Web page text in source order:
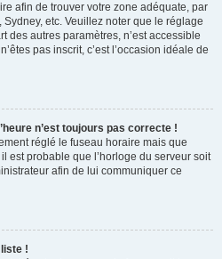
afin de trouver votre zone adéquate, par
etc. Veuillez noter que le réglage
des autres paramètres, n’est accessible
pas inscrit, c’est l’occasion idéale de
n’est toujours pas correcte !
réglé le fuseau horaire mais que
il est probable que l’horloge du serveur soit
afin de lui communiquer ce
!